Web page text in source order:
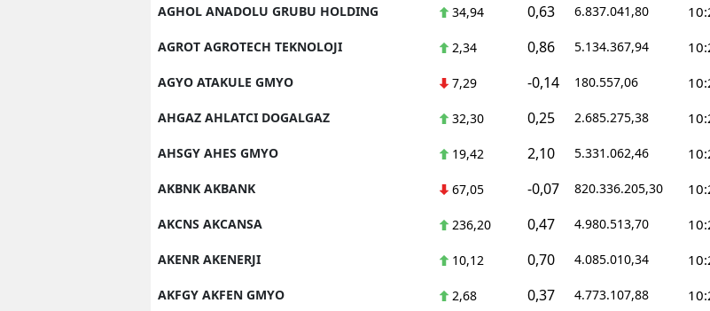
AGHOL ANADOLU GRUBU HOLDING 34,94 0,63 6.837.041,80
AGROT AGROTECH TEKNOLOJI 2,34 0,86 5.134.367,94
AGYO ATAKULE GMYO 7,29 -0,14 180.557,06
AHGAZ AHLATCI DOGALGAZ 32,30 0,25 2.685.275,38
AHSGY AHES GMYO 19,42 2,10 5.331.062,46
AKBNK AKBANK 67,05 -0,07 820.336.205,30
AKCNS AKCANSA 236,20 0,47 4.980.513,70
AKENR AKENERJI 10,12 0,70 4.085.010,34
AKFGY AKFEN GMYO 2,68 0,37 4.773.107,88